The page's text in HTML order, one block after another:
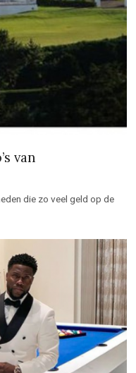
van
die zo veel geld op de